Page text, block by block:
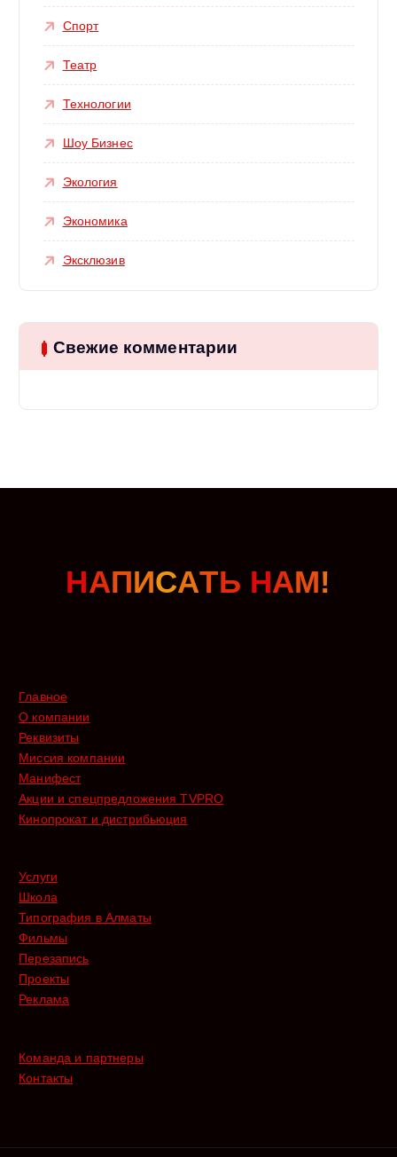
Спорт
Театр
Технологии
Шоу Бизнес
Экология
Экономика
Эксклюзив
Свежие комментарии
НАПИСАТЬ НАМ!
Главное
О компании
Реквизиты
Миссия компании
Манифест
Акции и спецпредложения TVPRO
Кинопрокат и дистрибьюция
Услуги
Школа
Типография в Алматы
Фильмы
Перезапись
Проекты
Реклама
Команда и партнеры
Контакты